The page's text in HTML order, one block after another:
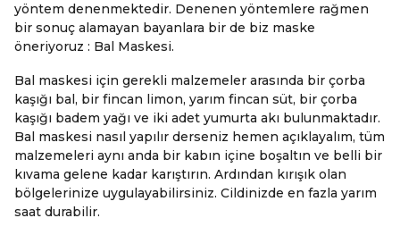
yöntem denenmektedir. Denenen yöntemlere rağmen
bir sonuç alamayan bayanlara bir de biz maske
öneriyoruz : Bal Maskesi.
Bal maskesi için gerekli malzemeler arasında bir çorba
kaşığı bal, bir fincan limon, yarım fincan süt, bir çorba
kaşığı badem yağı ve iki adet yumurta akı bulunmaktadır.
Bal maskesi nasıl yapılır derseniz hemen açıklayalım, tüm
malzemeleri aynı anda bir kabın içine boşaltın ve belli bir
kıvama gelene kadar karıştırın. Ardından kırışık olan
bölgelerinize uygulayabilirsiniz. Cildinizde en fazla yarım
saat durabilir.